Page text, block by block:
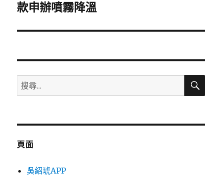
一
文
款申辦噴霧降溫
搜
尋
鍵
搜
頁面
吳紹琥APP